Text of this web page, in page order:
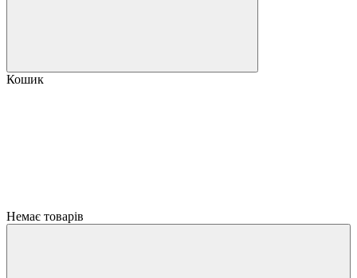
Кошик
Немає товарів